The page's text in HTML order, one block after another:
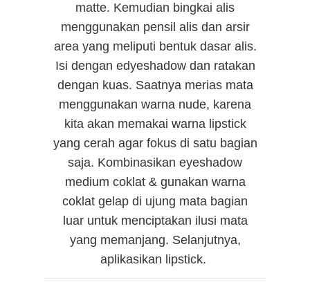
matte. Kemudian bingkai alis
menggunakan pensil alis dan arsir
area yang meliputi bentuk dasar alis.
Isi dengan edyeshadow dan ratakan
dengan kuas. Saatnya merias mata
menggunakan warna nude, karena
kita akan memakai warna lipstick
yang cerah agar fokus di satu bagian
saja. Kombinasikan eyeshadow
medium coklat & gunakan warna
coklat gelap di ujung mata bagian
luar untuk menciptakan ilusi mata
yang memanjang. Selanjutnya,
aplikasikan lipstick.